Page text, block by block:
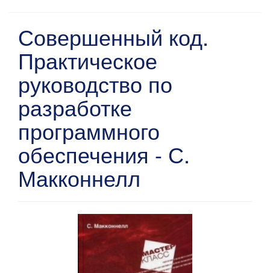
Совершенный код.
Практическое
руководство по
разработке
программного
обеспечения - С.
Макконнелл